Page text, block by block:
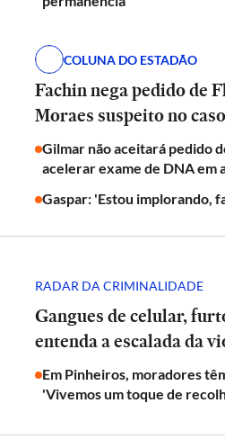
COLUNA DO ESTADÃO
Fachin nega pedido de
Moraes suspeito no
Gilmar não aceitará pedido
acelerar exame de DNA em
Gaspar: 'Estou implorando,
RADAR DA CRIMINALIDADE
Gangues de celular,
entenda a escalada da
Em Pinheiros, moradores
'Vivemos um toque de